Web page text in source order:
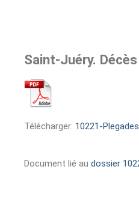
Saint-Juéry.
Télécharger: 10221-
Document lié au dossier